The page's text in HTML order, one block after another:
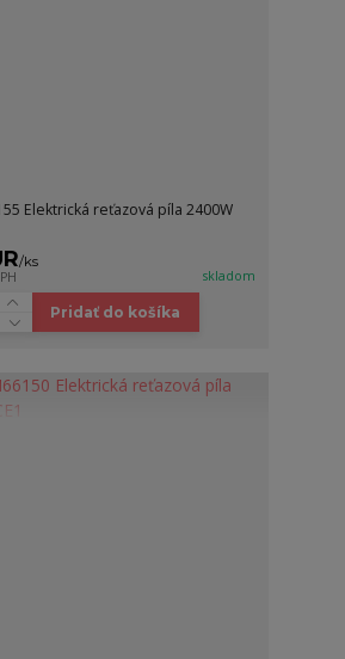
Elektrická reťazová píla 2400W
/ks
skladom
Pridať do košíka